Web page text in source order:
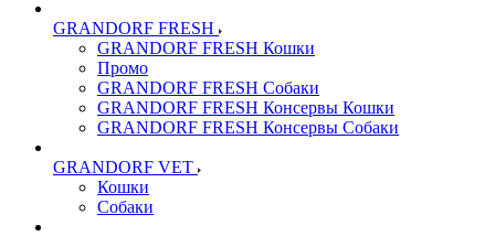
GRANDORF FRESH
GRANDORF FRESH Кошки
Промо
GRANDORF FRESH Собаки
GRANDORF FRESH Консервы Кошки
GRANDORF FRESH Консервы Собаки
GRANDORF VET
Кошки
Собаки